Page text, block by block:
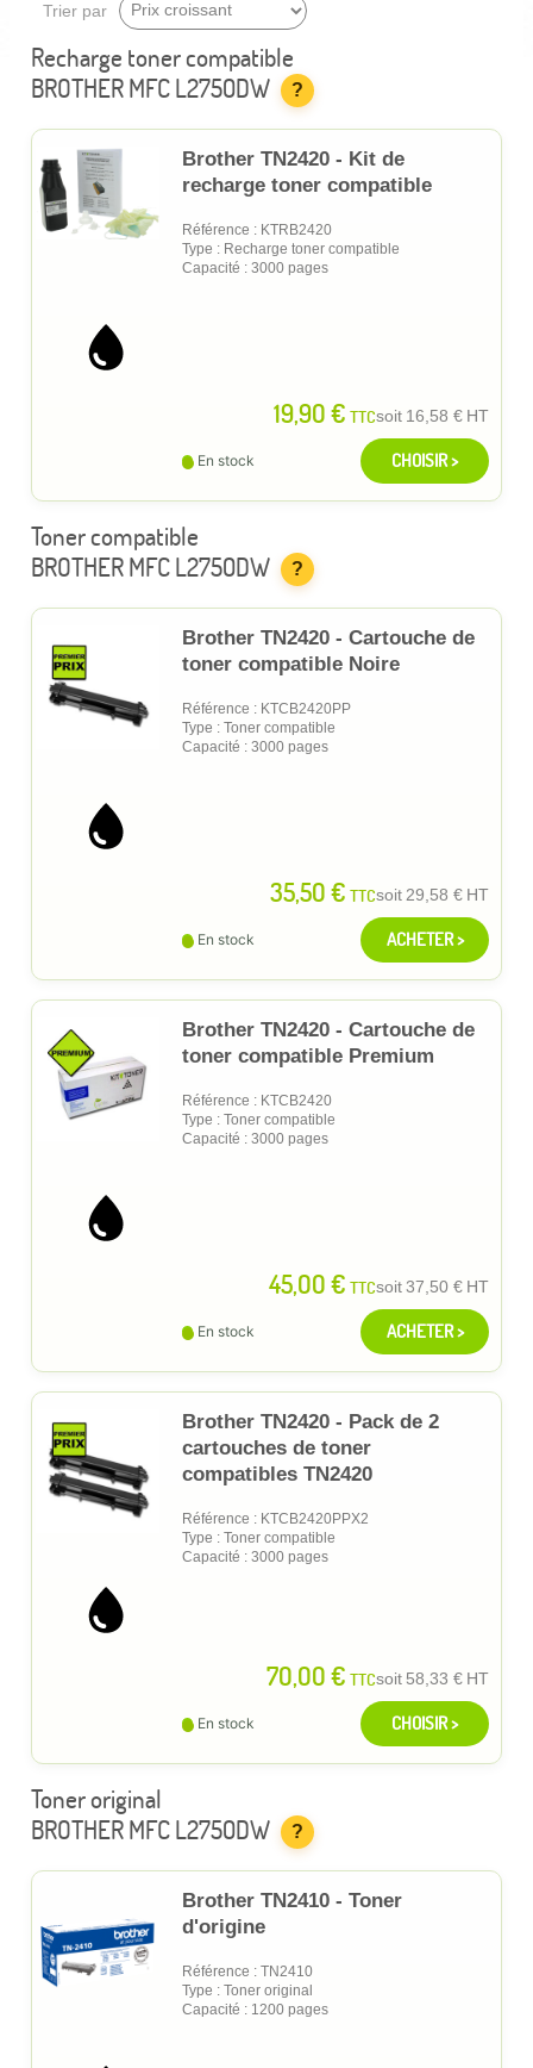
Trier par
Recharge toner compatible
BROTHER MFC L2750DW
?
Brother TN2420 - Kit de
recharge toner compatible
Référence : KTRB2420
Type : Recharge toner compatible
Capacité : 3000 pages
19,90 € TTCsoit 16,58 € HT
En stock CHOISIR >
Toner compatible
BROTHER MFC L2750DW
?
Brother TN2420 - Cartouche de
toner compatible Noire
Référence : KTCB2420PP
Type : Toner compatible
Capacité : 3000 pages
35,50 € TTCsoit29,58 € HT
En stock ACHETER >
Brother TN2420 - Cartouche de
toner compatible Premium
Référence : KTCB2420
Type : Toner compatible
Capacité : 3000 pages
45,00 € TTCsoit37,50 € HT
En stock ACHETER >
Brother TN2420 - Pack de 2
cartouches de toner
compatibles TN2420
Référence : KTCB2420PPX2
Type : Toner compatible
Capacité : 3000 pages
70,00 € TTCsoit 58,33 € HT
En stock CHOISIR >
Toner original
BROTHER MFC L2750DW
?
Brother TN2410 - Toner
d'origine
Référence : TN2410
Type : Toner original
Capacité : 1200 pages